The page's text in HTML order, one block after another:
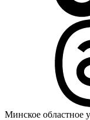
Минское областное